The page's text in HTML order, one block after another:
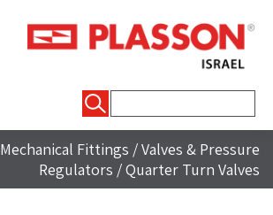
Mechanical Fittings /Valves & Pressure
Regulators /Quarter Turn Valves